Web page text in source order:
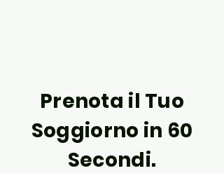
Prenota il Tuo
Soggiorno in 60
Secondi.